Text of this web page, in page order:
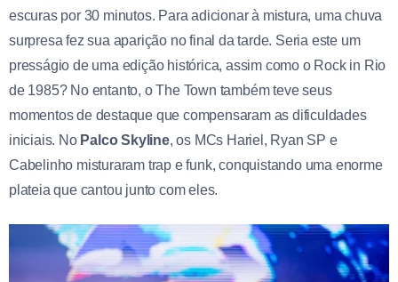
escuras por 30 minutos. Para adicionar à mistura, uma chuva
surpresa fez sua aparição no final da tarde. Seria este um
presságio de uma edição histórica, assim como o Rock in Rio
de 1985? No entanto, o The Town também teve seus
momentos de destaque que compensaram as dificuldades
iniciais. No Palco Skyline, os MCs Hariel, Ryan SP e
Cabelinho misturaram trap e funk, conquistando uma enorme
plateia que cantou junto com eles.